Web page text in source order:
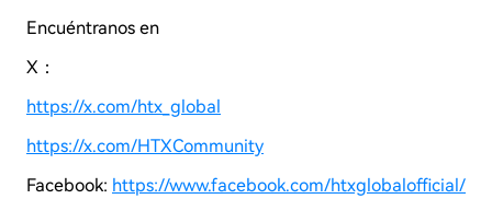
Encuéntranos en
X：
https://x.com/htx_global
https://x.com/HTXCommunity
Facebook: https://www.facebook.com/htxglobalofficial/